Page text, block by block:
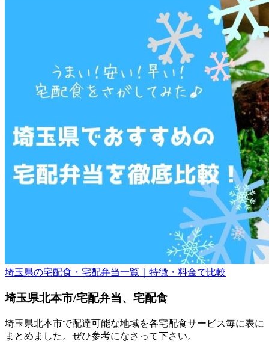
埼玉県の宅配食・宅配弁当一覧｜特徴・料金で比較
埼玉県北本市/宅配弁当、宅配食
埼玉県北本市で配達可能な地域を各宅配食サービス毎に表に
まとめました。ぜひ参考になさって下さい。